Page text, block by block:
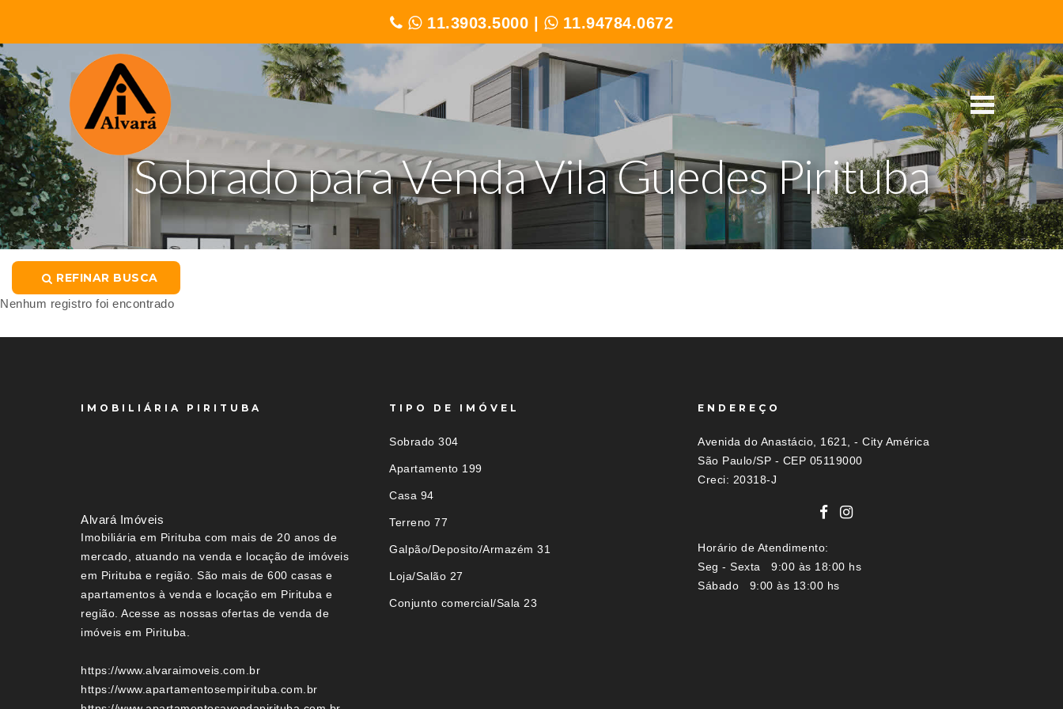
11.3903.5000 11.94784.0672
Sobrado para Venda Vila Guedes Pirituba
REFINAR BUSCA
Nenhum registro foi encontrado
IMOBILIÁRIA PIRITUBA
Alvará Imóveis
Imobiliária em Pirituba com mais de 20 anos de
mercado, atuando na venda e locação de imóveis
em Pirituba e região. São mais de 600 casas e
apartamentos à venda e locação em Pirituba e
região. Acesse as nossas ofertas de venda de
imóveis em Pirituba.
https://www.alvaraimoveis.com.br
https://www.apartamentosempirituba.com.br
TIPO DE IMÓVEL
Sobrado 304
Apartamento 199
Casa 94
Terreno 77
Galpão/Deposito/Armazém 31
Loja/Salão 27
Conjunto comercial/Sala 23
ENDEREÇO
Avenida do Anastácio, 1621, - City América
São Paulo/SP - CEP 05119000
Creci: 20318-J
Horário de Atendimento:
Seg - Sexta 9:00 às 18:00 hs
Sábado 9:00 às 13:00 hs